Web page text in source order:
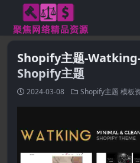
Shopify主题-
Shopify主题
2024-03-08 Shopify主题 模板